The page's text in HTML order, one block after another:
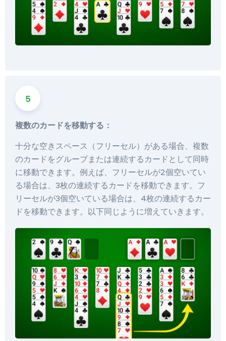
複数のカードを移動する：
十分な空きスペース（フリーセル）がある場合、複数
のカードをグループまたは連続するカードとして同時
に移動できます。例えば、フリーセルが2個空いてい
る場合は、3枚の連続するカードを移動できます。フ
リーセルが3個空いている場合は、4枚の連続するカー
ドを移動できます。以下同じように増えていきます。